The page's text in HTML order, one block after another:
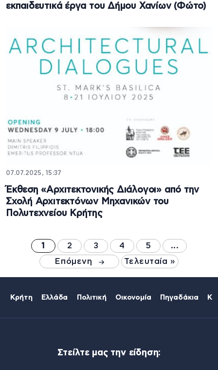
εκπαιδευτικά έργα του Δήμου Χανίων (Φώτο)
07.07.2025, 15:37
Έκθεση «Αρχιτεκτονικής Διάλογοι» από την
Σχολή Αρχιτεκτόνων Μηχανικών του
Πολυτεχνείου Κρήτης
1 2 3 4 5
...
Επόμενη
Τελευταία »
Κρήτη Ελλάδα Πολιτική Οικονομία Πηγαδάκια
Στείλτε μας την είδηση: